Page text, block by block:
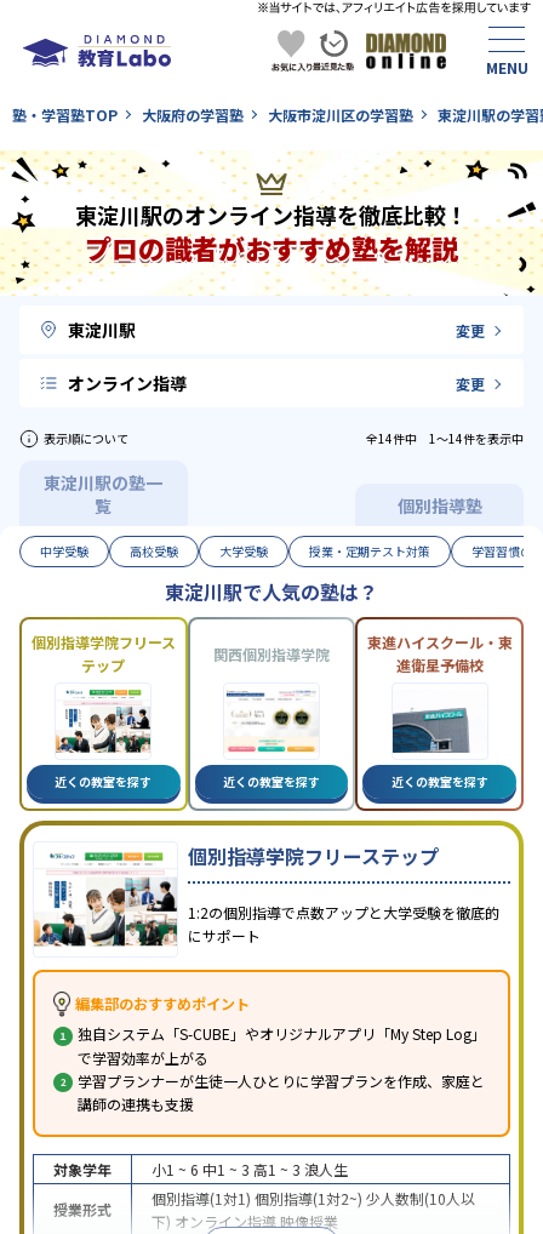
塾・学習塾TOP 大阪府の学習塾 大阪市淀川区の学習塾 東淀川駅の学習
東淀川駅のオンライン指導を徹底比較！
プロの識者がおすすめ塾を解説
東淀川駅 変更
オンライン指導 変更
表示順について 全14件中 1〜14件を表示中
東淀川駅の塾一
覧
個別指導塾
中学受験 高校受験 大学受験 授業・定期テスト対策 学習習慣の
東淀川駅で人気の塾は？
個別指導学院フリース
テップ
近くの教室を探す
関西個別指導学院
近くの教室を探す
東進ハイスクール・東
進衛星予備校
近くの教室を探す
個別指導学院フリーステップ
1:2の個別指導で点数アップと大学受験を徹底的
にサポート
編集部のおすすめポイント
独自システム「S-CUBE」やオリジナルアプリ「My Step Log」
で学習効率が上がる
学習プランナーが生徒一人ひとりに学習プランを作成、家庭と
講師の連携も支援
対象学年 小1 ~ 6 中1 ~ 3 高1 ~ 3 浪人生
授業形式
個別指導(1対1) 個別指導(1対2~) 少人数制(10人以
下) オンライン指導映像授業